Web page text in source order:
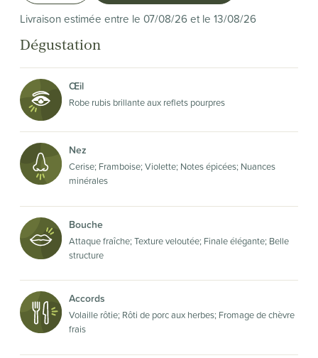
Livraison estimée entre le 07/08/26 et le 13/08/26
Dégustation
Œil
Robe rubis brillante aux reflets pourpres
Nez
Cerise; Framboise; Violette; Notes épicées; Nuances
minérales
Bouche
Attaque fraîche; Texture veloutée; Finale élégante; Belle
structure
Accords
Volaille rôtie; Rôti de porc aux herbes; Fromage de chèvre
frais